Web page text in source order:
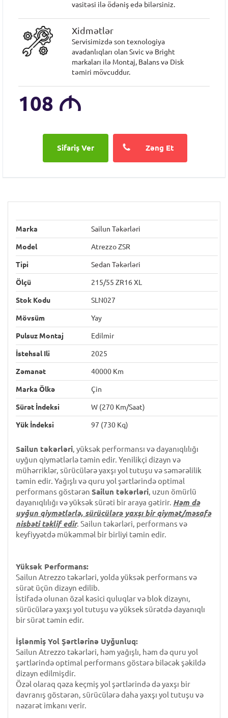
vasitəsi ilə ödəniş edə bilərsiniz.
Xidmətlər
Servisimizdə son texnologiya
avadanlıqları olan Sıvic və Bright
markaları ilə Montaj, Balans və Disk
təmiri mövcuddur.
108 M
Zəng Et
Marka Sailun Təkərləri
Model Atrezzo ZSR
Tipi Sedan Təkərləri
Ölçü 215/55 ZR16 XL
Stok Kodu SLN027
Mövsüm Yay
Pulsuz Montaj Edilmir
İstehsal Ili 2025
Zəmanət 40000 Km
Marka Ölkə Çin
Sürət İndeksi W (270 Km/saat)
Yük İndeksi 97 (730 Kq)
Sailun təkərləri, yüksək performansı və dayanıqlılığı
uyğun qiymətlərlə təmin edir. Yenilikçi dizayn və
mühərriklər, sürücülərə yaxşı yol tutuşu və səmərəlilik
təmin edir. Yağışlı və quru yol şərtlərində optimal
performans göstərən Sailun təkərləri, uzun ömürlü
dayanıqlılığı və yüksək sürəti bir araya gətirir. Həm də
uyğun qiymətlərlə, sürücülərə yaxşı bir qiymət/məsafə
nisbəti təklif edir. Sailun təkərləri, performans və
keyfiyyətdə mükəmməl bir birliyi təmin edir.
Yüksək Performans:
Sailun Atrezzo təkərləri, yolda yüksək performans və
sürət üçün dizayn edilib.
İstifadə olunan özəl kəsici quluqlar və blok dizaynı,
sürücülərə yaxşı yol tutuşu və yüksek sürətdə dayanıqlı
bir sürət təmin edir.
İşlənmiş Yol Şərtlərinə Uyğunluq:
Sailun Atrezzo təkərləri, həm yağışlı, həm də quru yol
şərtlərində optimal performans göstərə biləcək şəkildə
dizayn edilmişdir.
Özəl olaraq qəza keçmiş yol şərtlərində də yaxşı bir
davranış göstərən, sürücülərə daha yaxşı yol tutuşu və
nəzarət imkanı verir.